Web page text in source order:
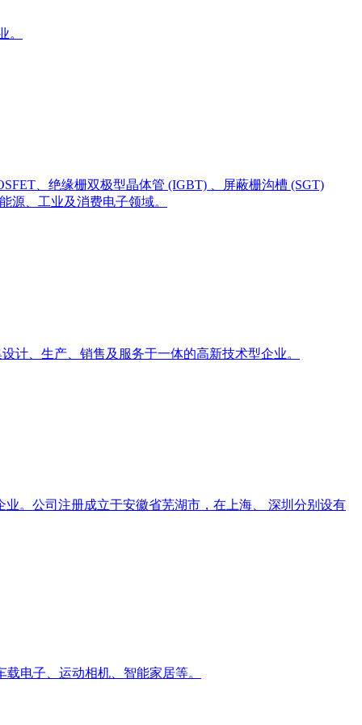
。
、绝缘栅双极型晶体管 (IGBT) 、屏蔽栅沟槽 (SGT)
源、工业及消费电子领域。
计、生产、销售及服务于一体的高新技术型企业。
。公司注册成立于安徽省芜湖市，在上海、 深圳分别设有
电子、运动相机、智能家居等。